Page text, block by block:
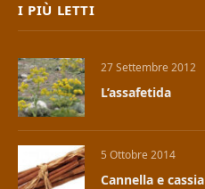
I PIÙ LETTI
27 Settembre 2012
L’assafetida
5 Ottobre 2014
Cannella e cassia